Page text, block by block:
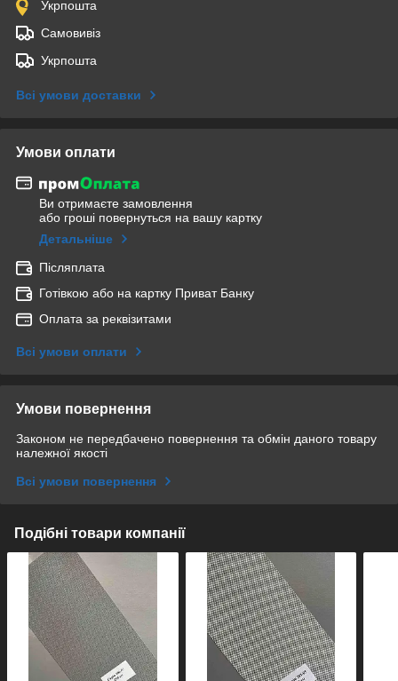
Укрпошта
Самовивіз
Укрпошта
Всі умови доставки
Умови оплати
Ви отримаєте замовлення
або гроші повернуться на вашу картку
Детальніше
Післяплата
Готівкою або на картку Приват Банку
Оплата за реквізитами
Всі умови оплати
Умови повернення
Законом не передбачено повернення та обмін даного товару
належної якості
Всі умови повернення
Подібні товари компанії